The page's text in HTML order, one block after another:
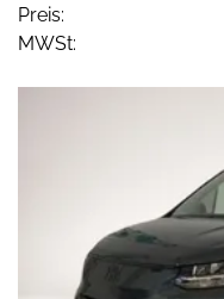
Preis:
MWSt: